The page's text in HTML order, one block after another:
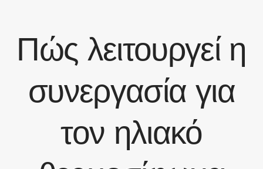
Πώς λειτουργεί η
συνεργασία για
τον ηλιακό